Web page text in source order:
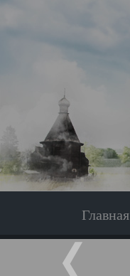
Главная